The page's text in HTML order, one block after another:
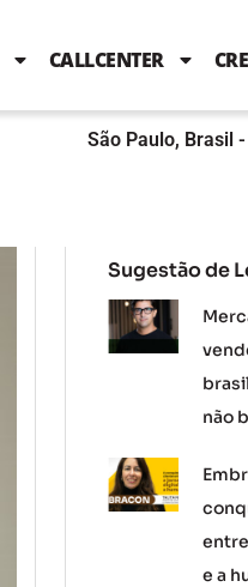
b
o
k
CALLCENTER
São Paulo, Brasil
Sugestão de
não
e a